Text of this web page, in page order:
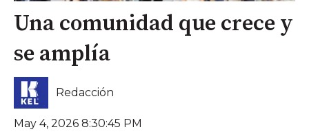
Una comunidad que crece y
se amplía
Redacción
May 4, 2026 8:30:45 PM